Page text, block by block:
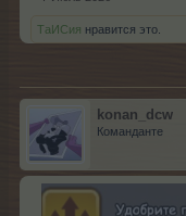
ТаИСия нравится это.
konan_dcw
Команданте